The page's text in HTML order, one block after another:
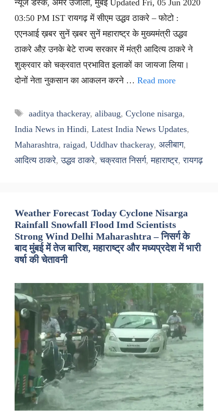
न्यूज डेस्क, अमर उजाला, मुंबई Updated Fri, 05 Jun 2020
03:50 PM IST रायगढ़ में सीएम उद्धव ठाकरे – फोटो :
एएनआई ख़बर सुनें ख़बर सुनें महाराष्ट्र के मुख्यमंत्री उद्धव
ठाकरे औऱ उनके बेटे राज्य सरकार में मंत्री आदित्य ठाकरे ने
शुक्रवार को चक्रवात प्रभावित इलाकों का जायजा लिया।
दोनों नेता नुकसान का आकलन करने … Read more
Tags
aaditya thackeray, alibaug, Cyclone nisarga,
India News in Hindi, Latest India News Updates,
Maharashtra, raigad, Uddhav thackeray, अलीबाग,
आदित्य ठाकरे,उद्धव ठाकरे,चक्रवात निसर्ग,महाराष्ट्र,रायगढ़
Weather Forecast Today Cyclone Nisarga
Rainfall Snowfall Flood Imd Scientists
Strong Wind Delhi Maharashtra – निसर्ग के
बाद मुंबई में तेज बारिश, महाराष्ट्र और मध्यप्रदेश में भारी
वर्षा की चेतावनी